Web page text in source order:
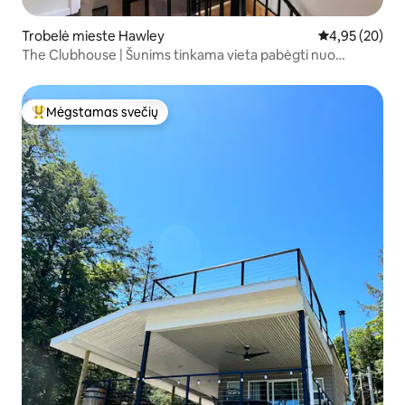
Trobelė mieste Hawley Vidutinis
4,95 (20)
The Clubhouse | Šunims tinkama vieta pabėgti nuo
Svečių mėgstamiausias
Mėgstamas svečių